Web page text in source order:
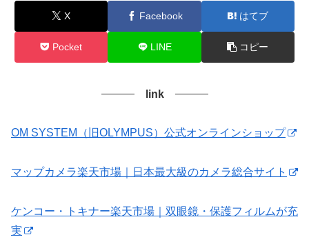
X Facebook はてブ
Pocket LINE コピー
link
OM SYSTEM（旧OLYMPUS）公式オンラインショップ
マップカメラ楽天市場｜日本最大級のカメラ総合サイト
ケンコー・トキナー楽天市場｜双眼鏡・保護フィルムが充
実